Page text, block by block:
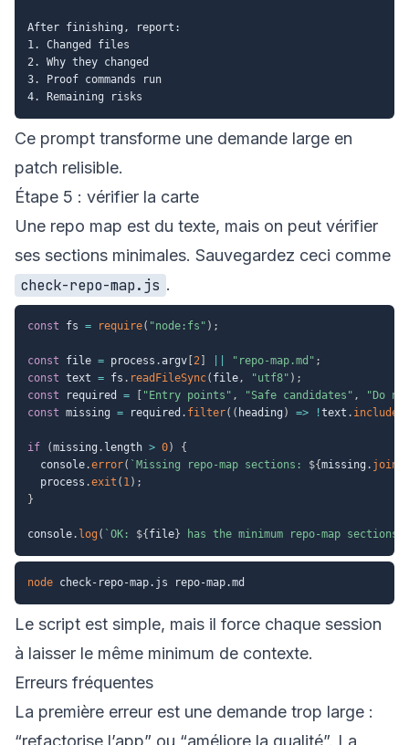
After finishing, report:
1. Changed files
2. Why they changed
3. Proof commands run
Ce prompt transforme une demande large en
patch relisible.
Étape 5 : vérifier la carte
Une repo map est du texte, mais on peut vérifier
ses sections minimales. Sauvegardez ceci comme
check-repo-map.js .
const fs = require( "node:fs" ) ;
const file = process .argv 2 "repo-map.md" ;
const text = fs . readFileSync( file, "utf8" ) ;
const required = "Entry points" , "Safe candidates" ,
"Do
const missing = required . filter( ( heading ) => !text . includes
if (missing . length > 0)
{
  console
.error( ` Missing repo-map sections: ${missing . join
  process
.exit ( 1) ;
}
console. log ( ` OK: ${ file} has the minimum repo-map sections.
node
Le script est simple, mais il force chaque session
à laisser le même minimum de contexte.
Erreurs fréquentes
La première erreur est une demande trop large :
“refactorise l’app” ou “améliore la qualité”. La